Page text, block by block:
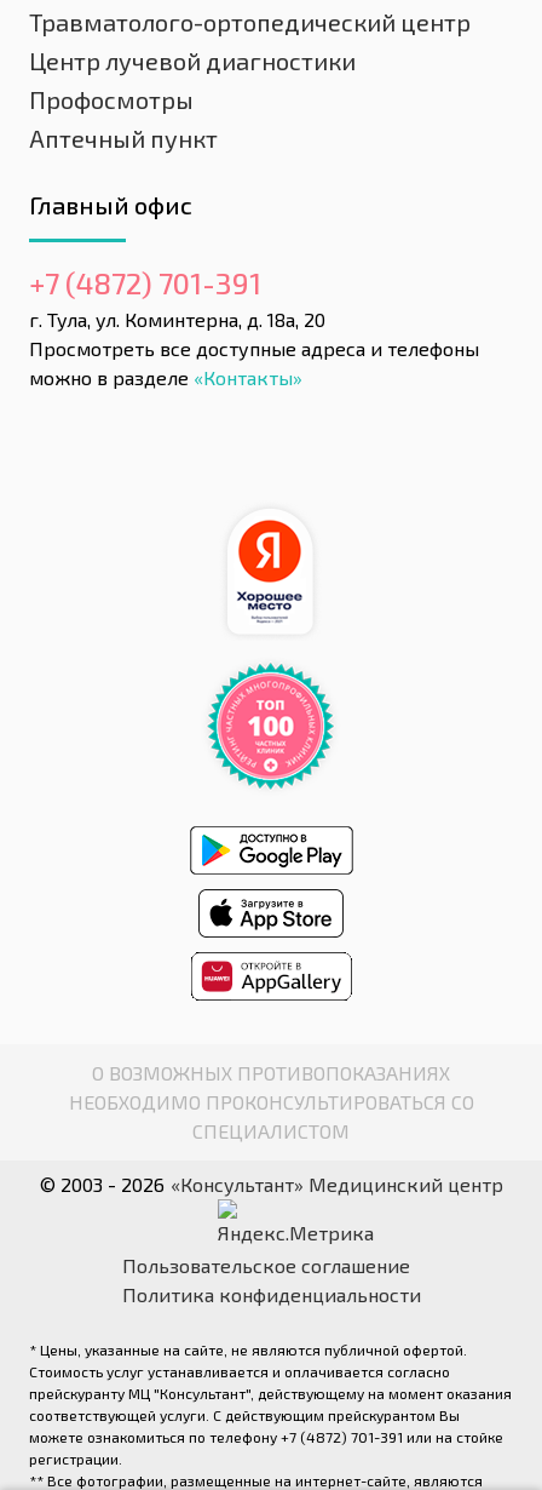
Травматолого-ортопедический центр
Центр лучевой диагностики
Профосмотры
Аптечный пункт
Главный офис
+7 (4872) 701-391
г. Тула, ул. Коминтерна, д. 18а, 20
Просмотреть все доступные адреса и телефоны
можно в разделе «Контакты»
О ВОЗМОЖНЫХ ПРОТИВОПОКАЗАНИЯХ
НЕОБХОДИМО ПРОКОНСУЛЬТИРОВАТЬСЯ СО
СПЕЦИАЛИСТОМ
© 2003 - 2026 «Консультант» Медицинский центр
Пользовательское соглашение
Политика конфиденциальности
* Цены, указанные на сайте, не являются публичной офертой.
Стоимость услуг устанавливается и оплачивается согласно
прейскуранту МЦ "Консультант", действующему на момент оказания
соответствующей услуги. С действующим прейскурантом Вы
можете ознакомиться по телефону +7 (4872) 701-391 или на стойке
регистрации.
** Все фотографии, размещенные на интернет-сайте, являются